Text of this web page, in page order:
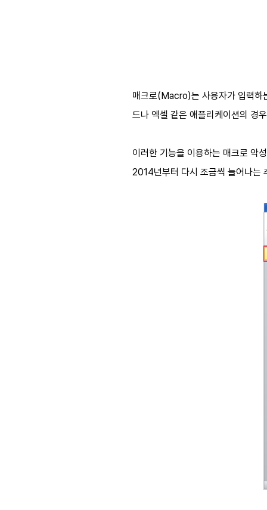
매크로(Macro)는 사용자가 입력하
드나 엑셀 같은 애플리케이션의 경
이러한 기능을 이용하는 매크로 악
2014년부터 다시 조금씩 늘어나는